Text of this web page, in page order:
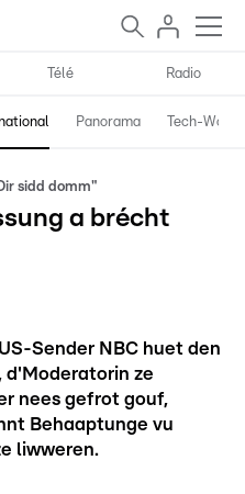
Télé Radio
Panorama Tech-World
sidd domm"
a brécht
Sender NBC huet den
d'Moderatorin ze
nees gefrot gouf,
Behaaptunge vu
liwweren.